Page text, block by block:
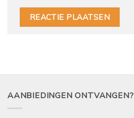
AANBIEDINGEN ONTVANGEN?